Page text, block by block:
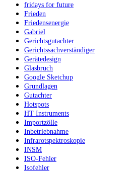
fridays for future
Frieden
Friedensenergie
Gabriel
Gerichtsgutachter
Gerichtssachverständiger
Gerätedesign
Glasbruch
Google Sketchup
Grundlagen
Gutachter
Hotspots
HT Instruments
Importzölle
Inbetriebnahme
Infrarotspektroskopie
INSM
ISO-Fehler
Isofehler